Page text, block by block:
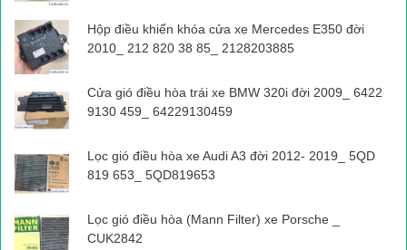
Hộp điều khiển khóa cửa xe Mercedes E350 đời
2010_ 212 820 38 85_ 2128203885
Cửa gió điều hòa trái xe BMW 320i đời 2009_ 6422
9130 459_ 64229130459
Lọc gió điều hòa xe Audi A3 đời 2012- 2019_ 5QD
819 653_ 5QD819653
Lọc gió điều hòa (Mann Filter) xe Porsche _
CUK2842